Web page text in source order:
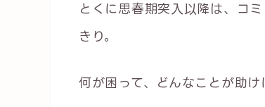
とくに思春期突入以降は、コ
きり。
何が困って、どんなことが助け